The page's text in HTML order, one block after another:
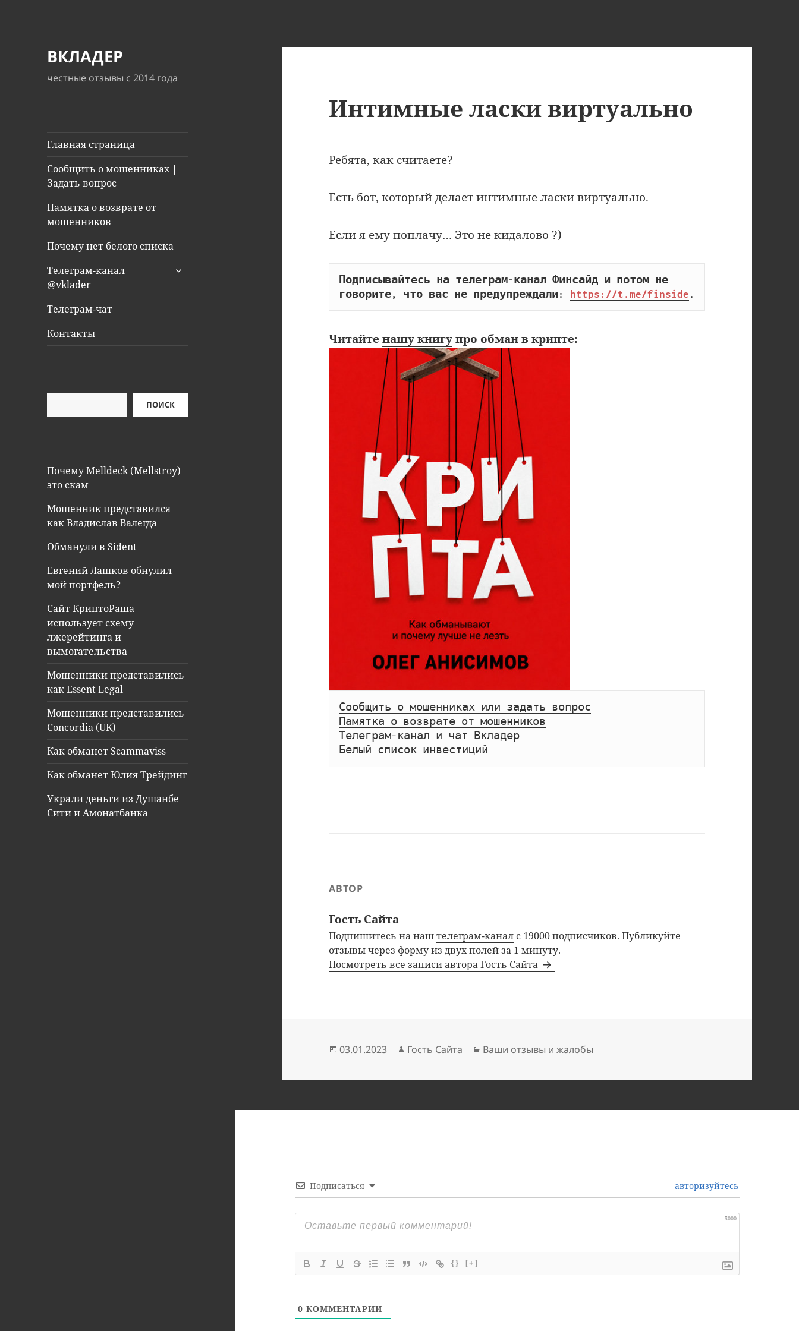
ВКЛАДЕР
честные отзывы с 2014 года
Главная страница
Сообщить о мошенниках |
Задать вопрос
Памятка о возврате от
мошенников
Почему нет белого списка
Телеграм-канал
@vklader
раскрыть
Телеграм-чат
Контакты
ПОИСК
Почему Melldeck (Mellstroy)
это скам
Мошенник представился
как Владислав Валегда
Обманули в Sident
Евгений Лашков обнулил
мой портфель?
Сайт КриптоРаша
использует схему
лжерейтинга и
вымогательства
Мошенники представились
как Essent Legal
Мошенники представились
Concordia (UK)
Как обманет Scammaviss
Как обманет Юлия Трейдинг
Украли деньги из Душанбе
Сити и Амонатбанка
Интимные ласки виртуально
Ребята, как считаете?
Есть бот, который делает интимные ласки виртуально.
Если я ему поплачу… Это не кидалово ?)
Подписывайтесь на телеграм-канал Финсайд и потом не
говорите, что вас не предупреждали:
https://t.me/finside .
Читайтенашу книгупро обман в крипте:
Сообщить о мошенниках или задать вопрос
Памятка о возврате от мошенников
Телеграм- канал и чат
Вкладер
Белый список инвестиций
АВТОР
Гость Сайта
Подпишитесь на наштелеграм-канал с 19000 подписчиков. Публикуйте
отзывы через форму из двух полейза 1 минуту.
Посмотреть все записи автора Гость Сайта
Опубликовано
03.01.2023 Автор
Гость Сайта Рубрики
Ваши отзывы и жалобы
Подписаться авторизуйтесь
5000
{} [+]
0 КОММЕНТАРИИ